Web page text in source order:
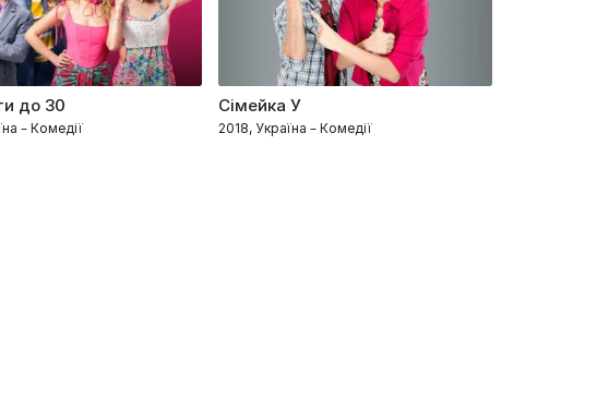
до 30
– Комедії
Сімейка У
2018, Україна – Комедії